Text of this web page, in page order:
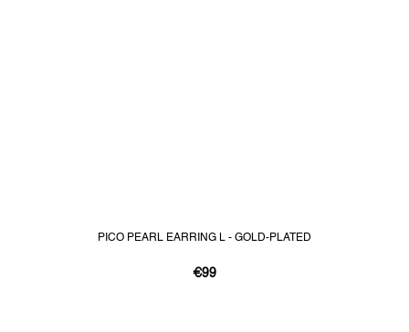
PICO PEARL EARRING L - GOLD-PLATED
€99